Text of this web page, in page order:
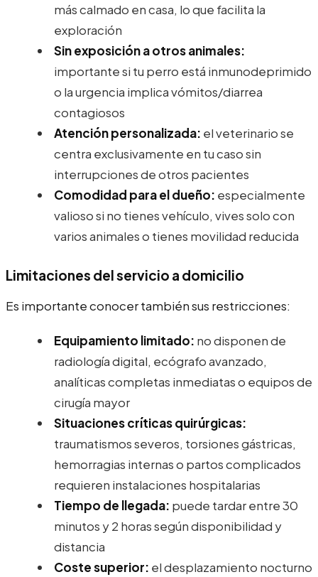
más calmado en casa, lo que facilita la
exploración
Sin exposición a otros animales:
importante si tu perro está inmunodeprimido
o la urgencia implica vómitos/diarrea
contagiosos
Atención personalizada: el veterinario se
centra exclusivamente en tu caso sin
interrupciones de otros pacientes
Comodidad para el dueño: especialmente
valioso si no tienes vehículo, vives solo con
varios animales o tienes movilidad reducida
Limitaciones del servicio a domicilio
Es importante conocer también sus restricciones:
Equipamiento limitado: no disponen de
radiología digital, ecógrafo avanzado,
analíticas completas inmediatas o equipos de
cirugía mayor
Situaciones críticas quirúrgicas:
traumatismos severos, torsiones gástricas,
hemorragias internas o partos complicados
requieren instalaciones hospitalarias
Tiempo de llegada: puede tardar entre 30
minutos y 2 horas según disponibilidad y
distancia
Coste superior: el desplazamiento nocturno